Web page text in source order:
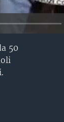
50